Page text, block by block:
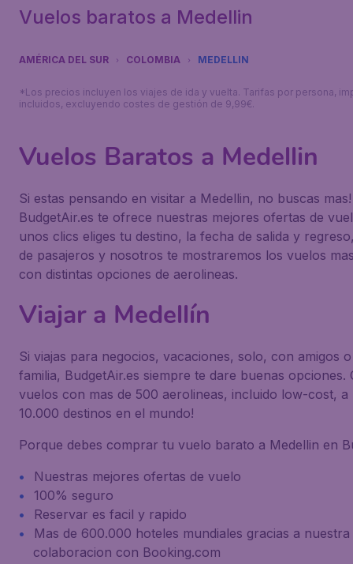
Vuelos baratos a Medellin
AMÉRICA DEL SUR COLOMBIA MEDELLIN
*Los precios incluyen los viajes de ida y vuelta. Tarifas por persona,
incluidos, excluyendo costes de gestión de 9,99€.
Vuelos Baratos a Medellin
Si estas pensando en visitar a Medellin, no buscas mas!
BudgetAir.es te ofrece nuestras mejores ofertas de
unos clics eliges tu destino, la fecha de salida y
de pasajeros y nosotros te mostraremos los vuelos
con distintas opciones de aerolineas.
Viajar a Medellín
Si viajas para negocios, vacaciones, solo, con amigos
familia, BudgetAir.es siempre te dare buenas opciones.
vuelos con mas de 500 aerolineas, incluido low-cost, a
10.000 destinos en el mundo!
Porque debes comprar tu vuelo barato a Medellin en
Nuestras mejores ofertas de vuelo
100% seguro
Reservar es facil y rapido
Mas de 600.000 hoteles mundiales gracias a nuestra
colaboracion con Booking.com